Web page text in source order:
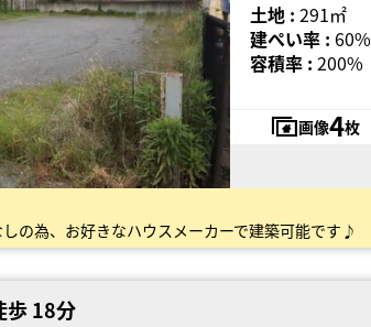
土地 : 291㎡
建ぺい率 : 60%
容積率 : 200%
画像4枚
の為、お好きなハウスメーカーで建築可能です♪
歩 18分